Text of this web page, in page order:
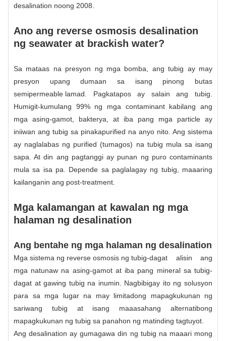
desalination noong 2008.
Ano ang reverse osmosis desalination
ng seawater at brackish water?
Sa mataas na presyon ng mga bomba, ang tubig ay may
presyon upang dumaan sa isang pinong butas
semipermeable lamad . Pagkatapos ay salain ang tubig.
Humigit-kumulang 99% ng mga contaminant kabilang ang
mga asing-gamot, bakterya, at iba pang mga particle ay
iniiwan ang tubig sa pinakapurified na anyo nito. Ang sistema
ay naglalabas ng purified (tumagos) na tubig mula sa isang
sapa. At din ang pagtanggi ay punan ng puro contaminants
mula sa isa pa. Depende sa paglalagay ng tubig, maaaring
kailanganin ang post-treatment.
Mga kalamangan at kawalan ng mga
halaman ng desalination
Ang bentahe ng mga halaman ng desalination
Mga sistema ng reverse osmosis ng tubig-dagat alisin ang
mga natunaw na asing-gamot at iba pang mineral sa tubig-
dagat at gawing tubig na inumin. Nagbibigay ito ng solusyon
para sa mga lugar na may limitadong mapagkukunan ng
sariwang tubig at isang maaasahang alternatibong
mapagkukunan ng tubig sa panahon ng matinding tagtuyot.
Ang desalination ay gumagawa din ng tubig na maaari mong